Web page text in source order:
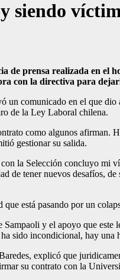
siendo
de prensa realizada en
con la directiva para
un comunicado en el que
de la Ley Laboral chilena.
como algunos afirman.
gestionar su salida.
la Selección concluyo mi
de tener nuevos desafíos,
está pasando por un
y el apoyo que
sido incondicional, hay una
explicó que
su contrato con la